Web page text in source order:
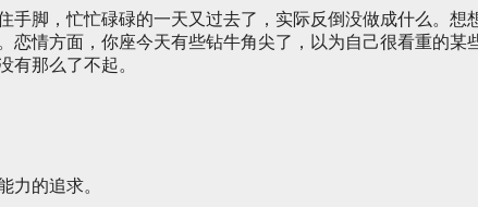
手脚，忙忙碌碌的一天又过去了，实际反倒没做成什么。想
恋情方面，你座今天有些钻牛角尖了，以为自己很看重的某
有那么了不起。
力的追求。